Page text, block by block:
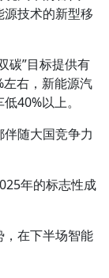
技术的新型移
碳”目标提供有
右，新能源汽
40%以上。
随大国竞争力
年的标志性成
在下半场智能